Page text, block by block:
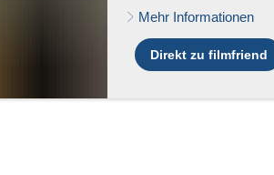
Mehr Informationen
Direkt zu filmfriend